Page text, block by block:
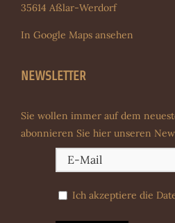
35614 Aßlar-Werdorf
In Google Maps ansehen
NEWSLETTER
Sie wollen immer auf dem
abonnieren Sie hier unseren
Ich akzeptiere die